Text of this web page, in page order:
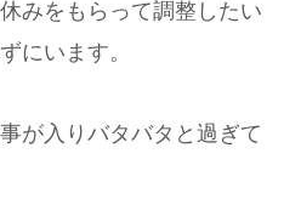
みをもらって調整したい
にいます。
が入りバタバタと過ぎて